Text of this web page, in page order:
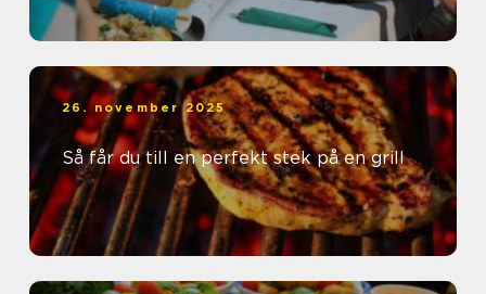
26. november 2025
Så får du till en perfekt stek på en grill